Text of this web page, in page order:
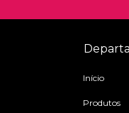
Início
Produtos